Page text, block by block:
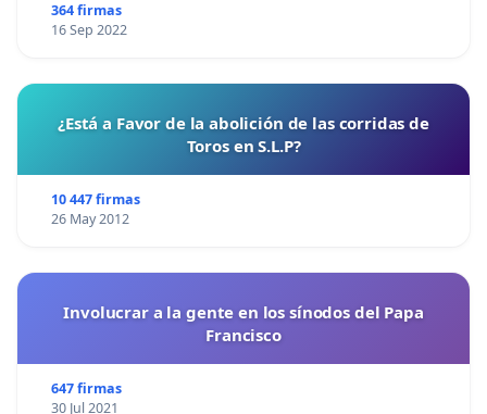
364 firmas
16 Sep 2022
¿Está a Favor de la abolición de las corridas de
Toros en S.L.P?
10 447 firmas
26 May 2012
Involucrar a la gente en los sínodos del Papa
Francisco
647 firmas
30 Jul 2021